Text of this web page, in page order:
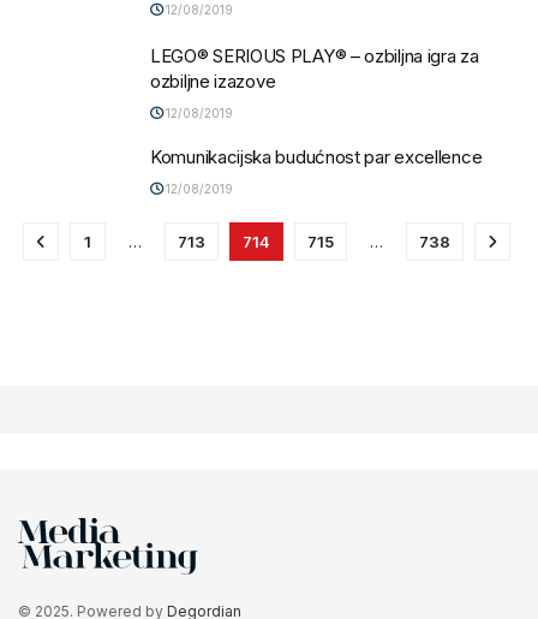
12/08/2019
LEGO® SERIOUS PLAY® – ozbiljna igra za
ozbiljne izazove
12/08/2019
Komunikacijska budućnost par excellence
12/08/2019
1 … 713 714 715 … 738
© 2025. Powered by Degordian